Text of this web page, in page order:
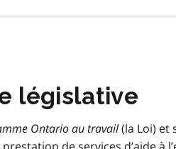
législative
Ontario au travail(la Loi) et